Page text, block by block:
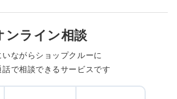
ンライン相談
いながらショップクルーに
話で相談できるサービスです